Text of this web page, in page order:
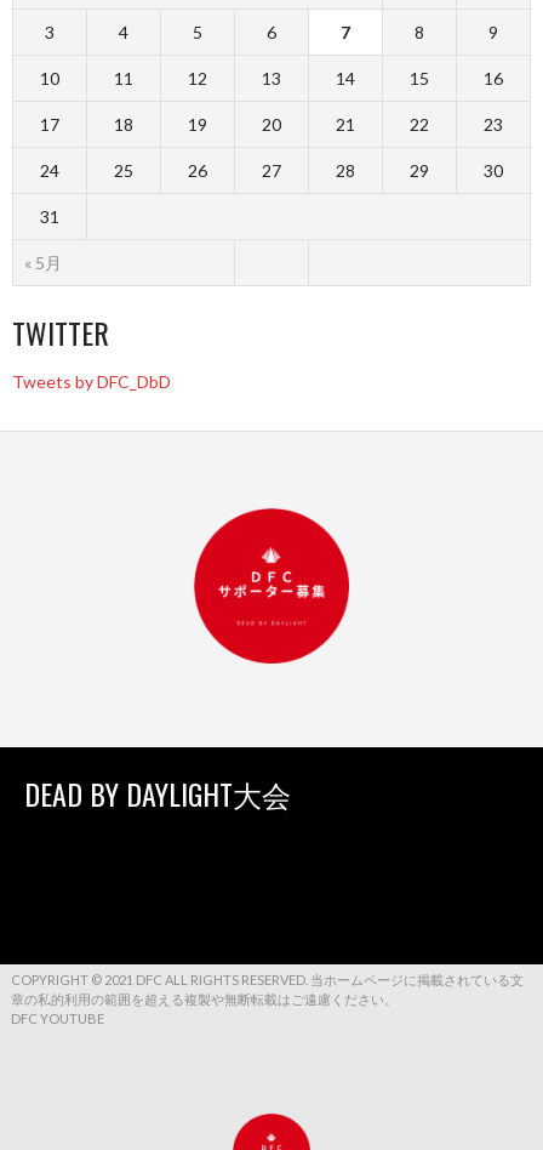
« 5月
3 4 5 6 7 8 9
10 11 12 13 14 15 16
17 18 19 20 21 22 23
24 25 26 27 28 29 30
31
TWITTER
Tweets by DFC_DbD
DEAD BY DAYLIGHT大会
COPYRIGHT © 2021 DFC ALL RIGHTS RESERVED. 当ホームページに掲載されている文
章の私的利用の範囲を超える複製や無断転載はご遠慮ください。
DFC YOUTUBE